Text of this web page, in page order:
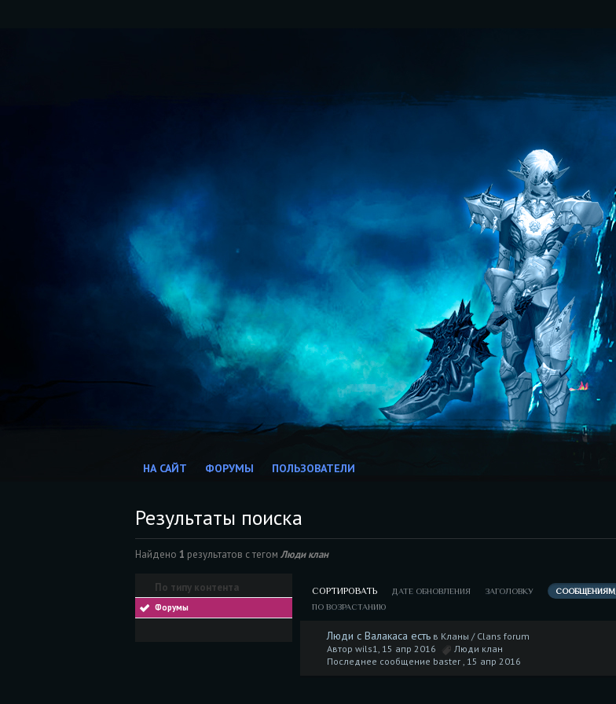
НА САЙТ ФОРУМЫ ПОЛЬЗОВАТЕЛИ
Результаты поиска
Найдено 1 результатов с тегом Люди клан
По типу контента
Форумы
СОРТИРОВАТЬ ДАТЕ ОБНОВЛЕНИЯ ЗАГОЛОВКУ СООБЩЕНИЯМ
ПО ВОЗРАСТАНИЮ
Люди с Валакаса есть в Кланы / Clans forum
Автор wils1, 15 апр 2016
Люди клан
Последнее сообщение baster , 15 апр 2016